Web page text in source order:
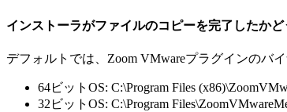
インストーラがファイルのコピーを完了したか
デフォルトでは、Zoom VMwareプラグインのバ
64ビットOS: C:\Program Files
32ビットOS: C:\Program